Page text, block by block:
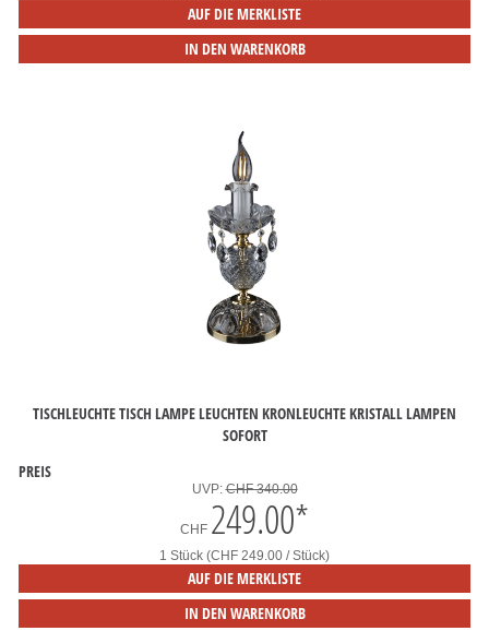
AUF DIE MERKLISTE
IN DEN WARENKORB
TISCHLEUCHTE TISCH LAMPE LEUCHTEN KRONLEUCHTE KRISTALL LAMPEN
SOFORT
PREIS
UVP:CHF 340.00
CHF 249.00*
1 Stück (CHF 249.00 / Stück)
AUF DIE MERKLISTE
IN DEN WARENKORB